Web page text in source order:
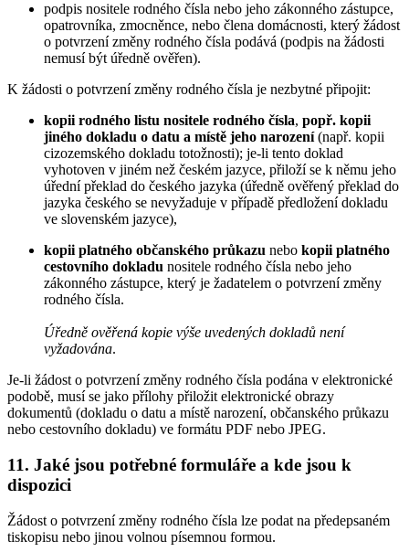
podpis nositele rodného čísla nebo jeho zákonného zástupce,
opatrovníka, zmocněnce, nebo člena domácnosti, který žádost
o potvrzení změny rodného čísla podává (podpis na žádosti
nemusí být úředně ověřen).
K žádosti o potvrzení změny rodného čísla je nezbytné připojit:
kopii rodného listu nositele rodného čísla, popř. kopii
jiného dokladu o datu a místě jeho narození(např. kopii
cizozemského dokladu totožnosti); je-li tento doklad
vyhotoven v jiném než českém jazyce, přiloží se k němu jeho
úřední překlad do českého jazyka (úředně ověřený překlad do
jazyka českého se nevyžaduje v případě předložení dokladu
ve slovenském jazyce),
kopii platného občanského průkazu nebo kopii platného
cestovního dokladu nositele rodného čísla nebo jeho
zákonného zástupce, který je žadatelem o potvrzení změny
rodného čísla.
Úředně ověřená kopie výše uvedených dokladů není
vyžadována.
Je-li žádost o potvrzení změny rodného čísla podána v elektronické
podobě, musí se jako přílohy přiložit elektronické obrazy
dokumentů (dokladu o datu a místě narození, občanského průkazu
nebo cestovního dokladu) ve formátu PDF nebo JPEG.
11. Jaké jsou potřebné formuláře a kde jsou k
dispozici
Žádost o potvrzení změny rodného čísla lze podat na předepsaném
tiskopisu nebo jinou volnou písemnou formou.